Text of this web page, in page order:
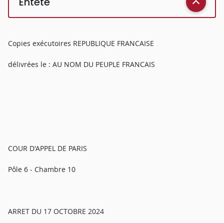
Copies exécutoires REPUBLIQUE FRANCAISE
délivrées le : AU NOM DU PEUPLE FRANCAIS
COUR D'APPEL DE PARIS
Pôle 6 - Chambre 10
ARRET DU 17 OCTOBRE 2024